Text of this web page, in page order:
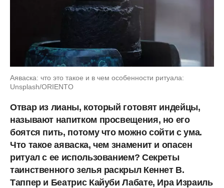
Аяваска: что это такое и в чем особенности ритуала:
Unsplash/ORIENTO
Отвар из лианы, который готовят индейцы,
называют напитком просвещения, но его
боятся пить, потому что можно сойти с ума.
Что такое аяваска, чем знаменит и опасен
ритуал с ее использованием? Секреты
таинственного зелья раскрыл Кеннет В.
Таппер и Беатрис Кайуби Лабате, Ира Израиль